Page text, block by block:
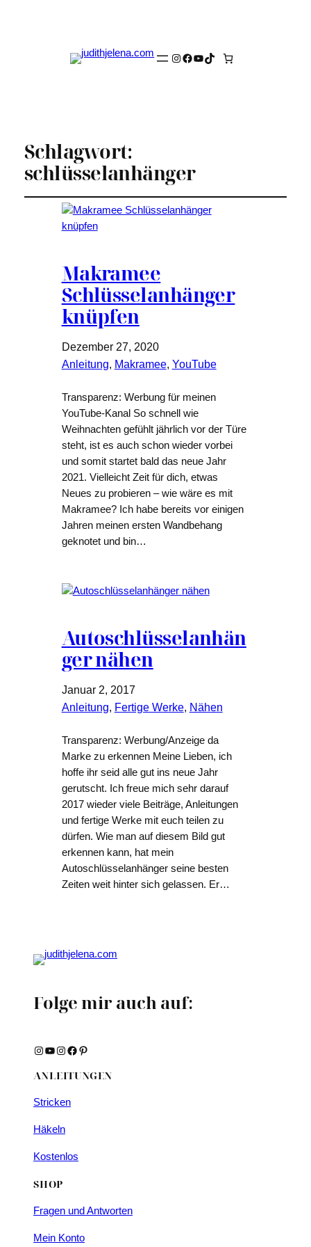
Instagram
Facebook
YouTube
TikTok
Schlagwort:
schlüsselanhänger
Makramee
Schlüsselanhänger
knüpfen
Dezember 27, 2020
Anleitung, Makramee, YouTube
Transparenz: Werbung für meinen
YouTube-Kanal So schnell wie
Weihnachten gefühlt jährlich vor der Türe
steht, ist es auch schon wieder vorbei
und somit startet bald das neue Jahr
2021. Vielleicht Zeit für dich, etwas
Neues zu probieren – wie wäre es mit
Makramee? Ich habe bereits vor einigen
Jahren meinen ersten Wandbehang
geknotet und bin…
Autoschlüsselanhän
ger nähen
Januar 2, 2017
Anleitung, Fertige Werke, Nähen
Transparenz: Werbung/Anzeige da
Marke zu erkennen Meine Lieben, ich
hoffe ihr seid alle gut ins neue Jahr
gerutscht. Ich freue mich sehr darauf
2017 wieder viele Beiträge, Anleitungen
und fertige Werke mit euch teilen zu
dürfen. Wie man auf diesem Bild gut
erkennen kann, hat mein
Autoschlüsselanhänger seine besten
Zeiten weit hinter sich gelassen. Er…
Folge mir auch auf:
Instagram YouTube Instagram Facebook Pinterest
ANLEITUNGEN
Stricken
Häkeln
Kostenlos
SHOP
Fragen und Antworten
Mein Konto